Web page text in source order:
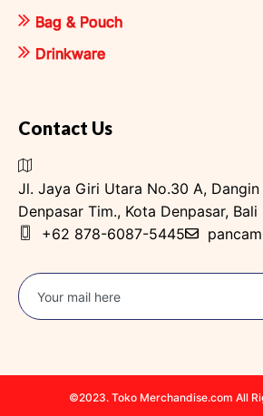
Bag & Pouch
Drinkware
Contact Us
Jl. Jaya Giri Utara No.30 A, Dangin
Denpasar Tim., Kota Denpasar,
+62 878-6087-5445
©2023. Toko Merchandise.com All